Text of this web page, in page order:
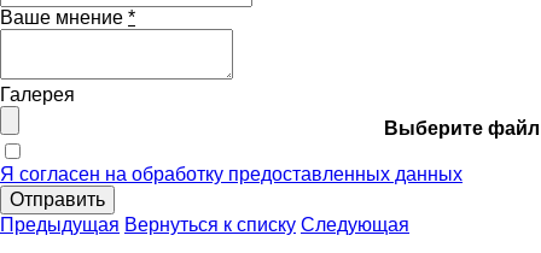
Ваше мнение *
Галерея
Выберите файл
Я согласен на обработку предоставленных данных
Отправить
Предыдущая Вернуться к списку Следующая